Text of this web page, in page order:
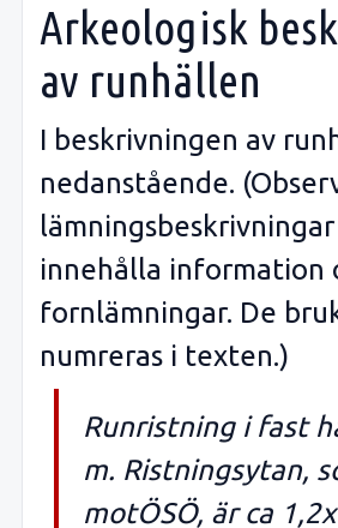
Arkeologisk
av runhällen
I beskrivningen av
nedanstående.
innehålla information
fornlämningar. De
numreras i texten.)
Runristning i fast
m. Ristningsytan,
motÖSÖ, är ca